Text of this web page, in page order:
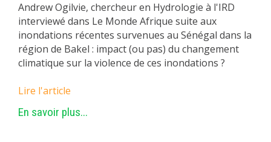
Andrew Ogilvie, chercheur en Hydrologie à l'IRD
interviewé dans Le Monde Afrique suite aux
inondations récentes survenues au Sénégal dans la
région de Bakel : impact (ou pas) du changement
climatique sur la violence de ces inondations ?
Lire l'article
En savoir plus...